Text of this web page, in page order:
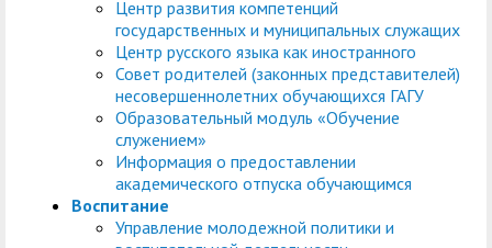
Центр развития компетенций
государственных и муниципальных служащих
Центр русского языка как иностранного
Совет родителей (законных представителей)
несовершеннолетних обучающихся ГАГУ
Образовательный модуль «Обучение
служением»
Информация о предоставлении
академического отпуска обучающимся
Воспитание
Управление молодежной политики и